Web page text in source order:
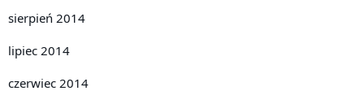
sierpień 2014
lipiec 2014
czerwiec 2014